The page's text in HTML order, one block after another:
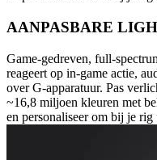
AANPASBARE
Game-gedreven, full-
reageert op in-game actie,
over G-apparatuur. Pas
~16,8 miljoen kleuren met
en personaliseer om bij je rig